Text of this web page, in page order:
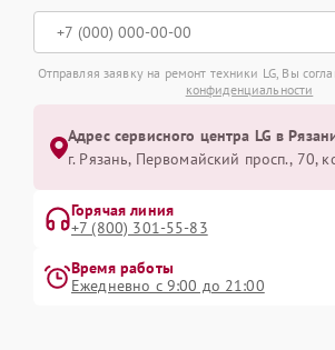
Отправляя заявку на ремонт техники LG, Вы
конфиденциальности
Адрес сервисного центра LG в
г. Рязань, Первомайский просп., 70,
Горячая линия
+7 (800) 301-55-83
Время работы
Ежедневно с 9:00 до 21:00